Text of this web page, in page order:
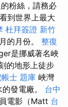
粉絲，請務必
到世界上最大
杜拜簽證 新竹
的月份。 整復
是挪威著名峽
的地形上徒步
士 題庫 峽灣
發電廠。 台中
電影（Matt 台